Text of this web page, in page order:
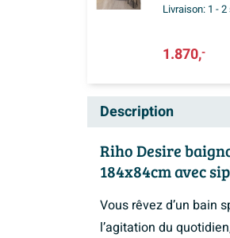
Livraison: 1 -
1.870,-
Description
Riho Desire
184x84cm avec
Vous rêvez d’un bain
l’agitation du